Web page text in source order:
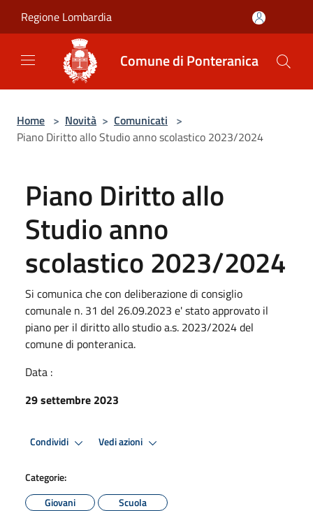
Regione Lombardia
Comune di Ponteranica
Home > Novità > Comunicati >
Piano Diritto allo Studio anno scolastico 2023/2024
Piano Diritto allo
Studio anno
scolastico 2023/2024
Si comunica che con deliberazione di consiglio
comunale n. 31 del 26.09.2023 e' stato approvato il
piano per il diritto allo studio a.s. 2023/2024 del
comune di ponteranica.
Data :
29 settembre 2023
Condividi Vedi azioni
Categorie:
Giovani
Scuola